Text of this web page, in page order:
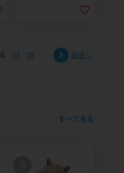
37 38 最後へ
すべて見る